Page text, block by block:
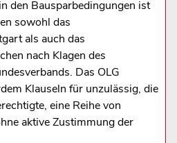
den Bausparbedingungen ist
sowohl das
als auch das
nach Klagen des
Das OLG
Klauseln für unzulässig, die
eine Reihe von
aktive Zustimmung der